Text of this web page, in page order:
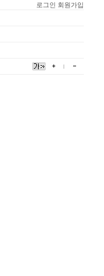
로그인
회원가입